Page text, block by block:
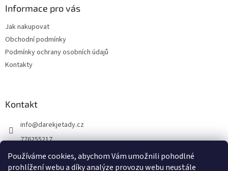
Používáme cookies, abychom Vám umožnili pohodlné
prohlížení webu a díky analýze provozu webu neustále
Informace pro vás
Jak nakupovat
Obchodní podmínky
Podmínky ochrany osobních údajů
Kontakty
Kontakt
info@darekjetady.cz
776255217
DÁREK JE TADY